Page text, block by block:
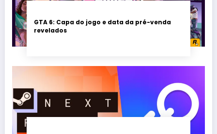
GTA 6: Capa do jogo e data da pré-venda
revelados